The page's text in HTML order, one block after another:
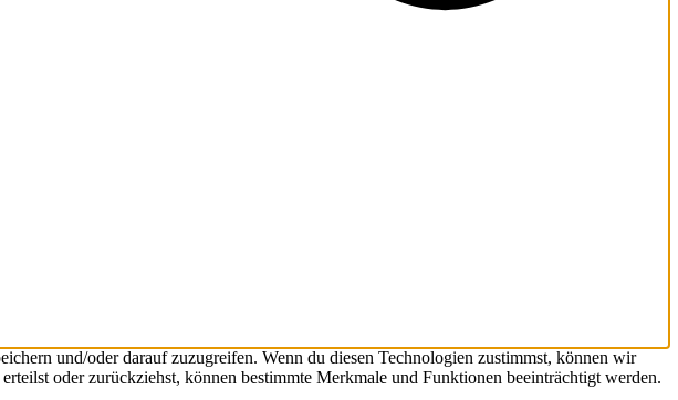
und/oder darauf zuzugreifen. Wenn du diesen Technologien zustimmst, können wir
oder zurückziehst, können bestimmte Merkmale und Funktionen beeinträchtigt werden.